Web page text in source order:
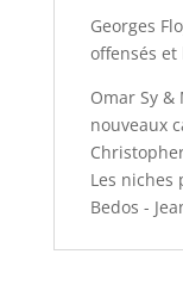
Georges
offensés et
Omar Sy &
nouveaux
Les niches
Bedos -